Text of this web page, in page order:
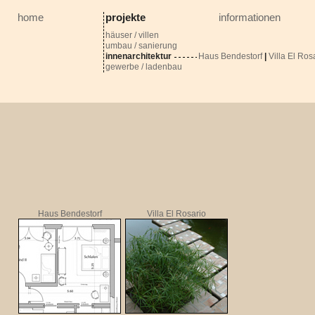
home projekte
häuser / villen
umbau / sanierung
innenarchitektur
Haus Bendestorf| Villa El
gewerbe / ladenbau
informationen
Haus Bendestorf Villa El Rosario